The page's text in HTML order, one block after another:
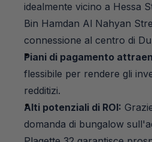
idealmente vicino a Hessa
Bin Hamdan Al Nahyan
connessione al centro di
Piani di pagamento
flessibile per rendere gli
redditizi.
Alti potenziali di ROI:
domanda di bungalow